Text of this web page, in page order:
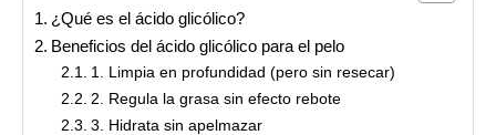
¿Qué es el ácido glicólico?
Beneficios del ácido glicólico para el pelo
1. Limpia en profundidad (pero sin resecar)
2. Regula la grasa sin efecto rebote
3. Hidrata sin apelmazar